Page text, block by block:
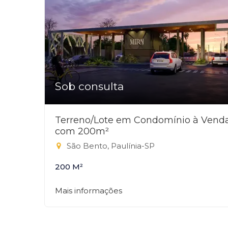
Sob consulta
Terreno/Lote em Condomínio à
com 200m²
São Bento, Paulínia-SP
200 M²
Mais informações